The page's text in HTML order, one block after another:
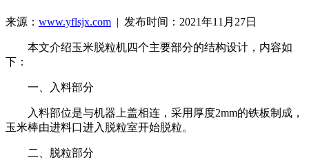
来源： www.yflsjx.com | 发布时间：2021年11月27日
本文介绍玉米脱粒机四个主要部分的结构设计，内容如
下：
一、入料部分
入料部位是与机器上盖相连，采用厚度2mm的铁板制成，
玉米棒由进料口进入脱粒室开始脱粒。
二、脱粒部分